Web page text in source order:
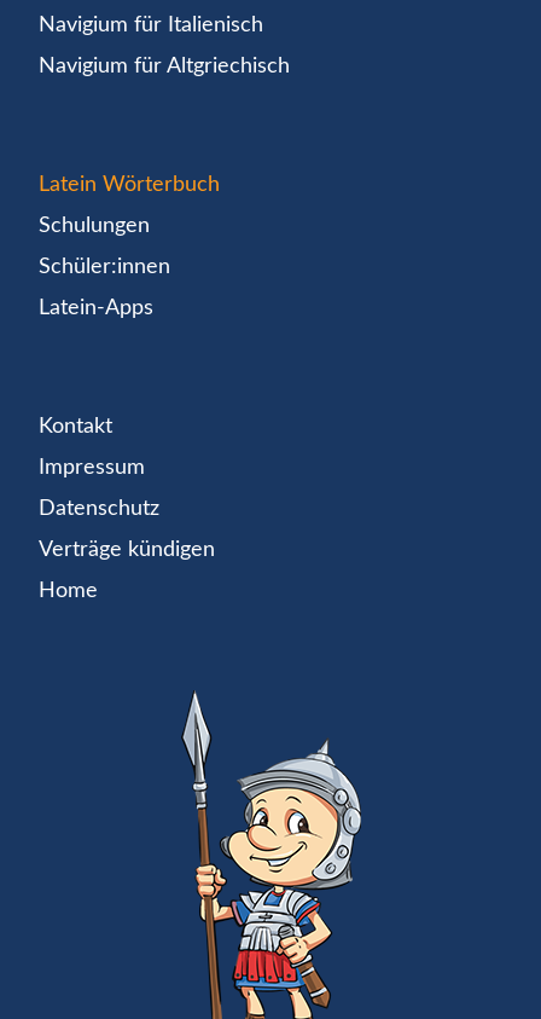
Navigium für Italienisch
Navigium für Altgriechisch
Latein Wörterbuch
Schulungen
Schüler:innen
Latein-Apps
Kontakt
Impressum
Datenschutz
Verträge kündigen
Home